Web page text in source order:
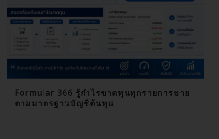
Formular 366 รู้กำไรขาดทุนทุกรายการขาย
ตามมาตรฐานบัญชีต้นทุน